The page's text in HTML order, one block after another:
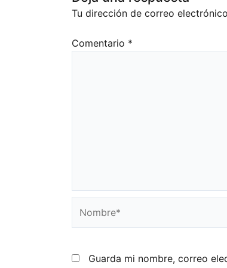
Tu dirección de correo
Comentario *
Guarda mi nombre, correo